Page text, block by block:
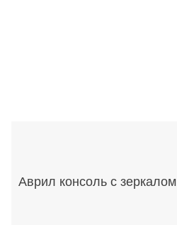
Аврил консоль с зеркалом